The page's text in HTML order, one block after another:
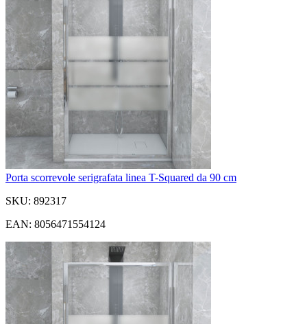
Porta scorrevole serigrafata linea T-Squared da 90 cm
SKU: 892317
EAN: 8056471554124